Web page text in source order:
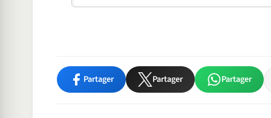
Partager Partager Partager